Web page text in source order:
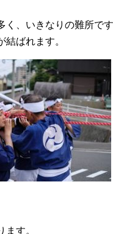
く、いきなりの難所で
結ばれます。
ます。